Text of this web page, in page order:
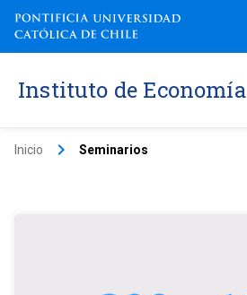
Instituto de Economía
Inicio keyboard_arrow_right Seminarios